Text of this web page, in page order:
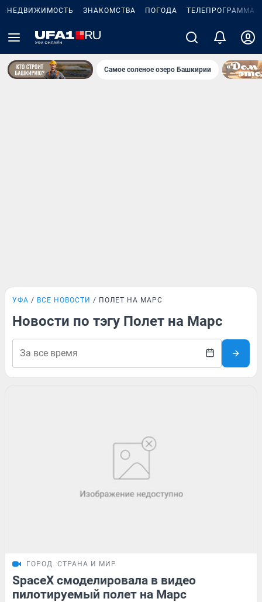
НЕДВИЖИМОСТЬ ЗНАКОМСТВА ПОГОДА ТЕЛЕПРОГРАММА
Самое соленое озеро Башкирии
УФА ВСЕ НОВОСТИ ПОЛЕТ НА МАРС
Новости по тэгу Полет на Марс
ГОРОД СТРАНА И МИР
SpaceX смоделировала в видео
пилотируемый полет на Марс